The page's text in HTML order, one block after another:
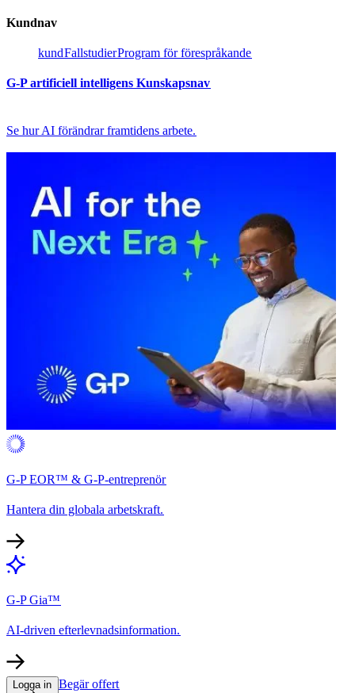
Kundnav​​
kund​​Fallstudier​​Program för förespråkande​​
G-P artificiell intelligens Kunskapsnav​​
Se hur AI förändrar framtidens arbete.​​
G-P EOR™ & G-P-entreprenör​​
Hantera din globala arbetskraft.​​
G-P Gia™​​
AI-driven efterlevnadsinformation.​​
Logga in​​ Begär offert​​